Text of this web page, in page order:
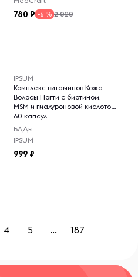
780 -61% 2 020
IPSUM
Комплекс витаминов Кожа
Волосы Ногти с биотином,
MSM и гиалуроновой кислотой,
60 капсул
БАДы
IPSUM
999
4 5 ... 187